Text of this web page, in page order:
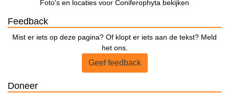
Foto's en locaties voor Coniferophyta bekijken
Feedback
Mist er iets op deze pagina? Of klopt er iets aan de tekst? Meld
het ons.
Geef feedback
Doneer